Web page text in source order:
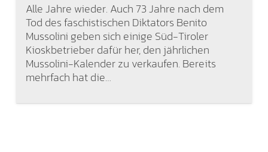
Alle Jahre wieder. Auch 73 Jahre nach dem
Tod des faschistischen Diktators Benito
Mussolini geben sich einige Süd-Tiroler
Kioskbetrieber dafür her, den jährlichen
Mussolini-Kalender zu verkaufen. Bereits
mehrfach hat die…